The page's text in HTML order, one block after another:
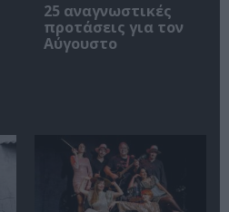
25 αναγνωστικές
προτάσεις για τον
Αύγουστο